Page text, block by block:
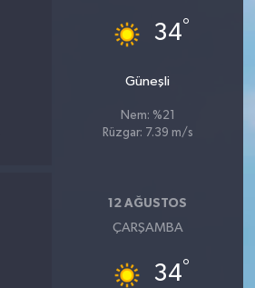
34°
Güneşli
Nem: %21
Rüzgar: 7.39 m/s
12 AĞUSTOS
ÇARŞAMBA
34°